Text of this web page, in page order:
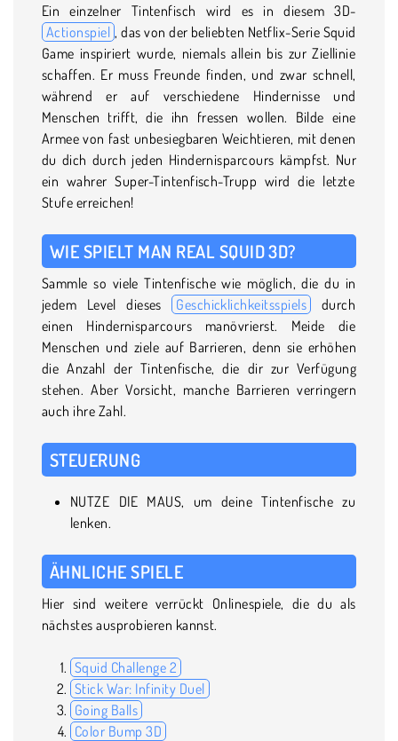
Ein einzelner Tintenfisch wird es in diesem 3D-
Actionspiel , das von der beliebten Netflix-Serie Squid
Game inspiriert wurde, niemals allein bis zur Ziellinie
schaffen. Er muss Freunde finden, und zwar schnell,
während er auf verschiedene Hindernisse und
Menschen trifft, die ihn fressen wollen. Bilde eine
Armee von fast unbesiegbaren Weichtieren, mit denen
du dich durch jeden Hindernisparcours kämpfst. Nur
ein wahrer Super-Tintenfisch-Trupp wird die letzte
Stufe erreichen!
WIE SPIELT MAN REAL SQUID 3D?
Sammle so viele Tintenfische wie möglich, die du in
jedem Level dieses Geschicklichkeitsspiels
durch
einen Hindernisparcours manövrierst. Meide die
Menschen und ziele auf Barrieren, denn sie erhöhen
die Anzahl der Tintenfische, die dir zur Verfügung
stehen. Aber Vorsicht, manche Barrieren verringern
auch ihre Zahl.
STEUERUNG
NUTZE DIE MAUS, um deine Tintenfische zu
lenken.
ÄHNLICHE SPIELE
Hier sind weitere verrückt Onlinespiele, die du als
nächstes ausprobieren kannst.
Squid Challenge 2
Stick War: Infinity Duel
Going Balls
Color Bump 3D